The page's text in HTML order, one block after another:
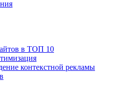
в ТОП 10
контекстной рекламы